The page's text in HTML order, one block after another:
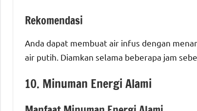
Rekomendasi
Anda dapat membuat air infus dengan
air putih. Diamkan selama beberapa jam
10. Minuman Energi Alami